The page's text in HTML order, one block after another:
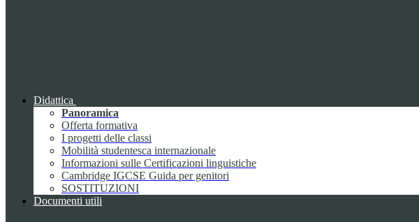
Didattica
Panoramica
Offerta formativa
I progetti delle classi
Mobilità studentesca internazionale
Informazioni sulle Certificazioni linguistiche
Cambridge IGCSE Guida per genitori
SOSTITUZIONI
Documenti utili